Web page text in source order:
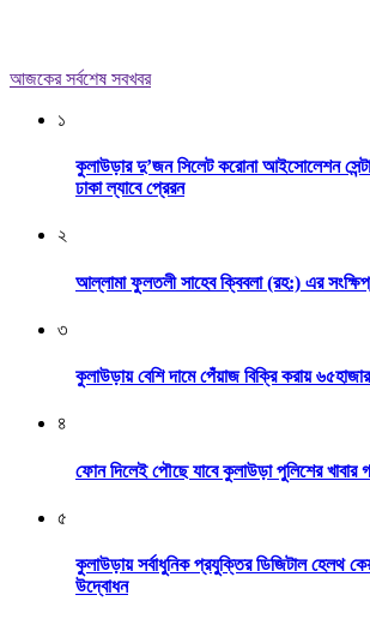
আজকের সর্বশেষ সবখবর
১
কুলাউড়ার দু’জন সিলেট করোনা আইসোলেশন
ঢাকা ল্যাবে প্রেরন
২
আল্লামা ফুলতলী সাহেব ক্বিবলা (রহ:) এর
৩
কুলাউড়ায় বেশি দামে পেঁয়াজ বিক্রি করায় ৬৫হাজার
৪
ফোন দিলেই পৌছে যাবে কুলাউড়া পুলিশের খাবার
৫
কুলাউড়ায় সর্বাধুনিক প্রযুক্তির ডিজিটাল হেলথ
উদ্বোধন